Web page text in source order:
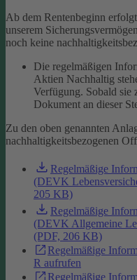
Ab dem Rentenbeginn
unserem
noch keine
Die regelmäßigen
Aktien Nachhaltig
Verfügung. Sobald sie
Dokument an dieser
Zu den oben genannten
nachhaltigkeitsbezogenen
Regelmäßige
(DEVK
205 KB)
Regelmäßige
(DEVK Allgemeine
(PDF, 206 KB)
Regelmäßige
R aufrufen
Regelmäßige